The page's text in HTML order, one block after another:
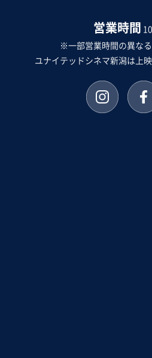
営業時間
※一部営業時間の異なる
ユナイテッドシネマ新潟は上